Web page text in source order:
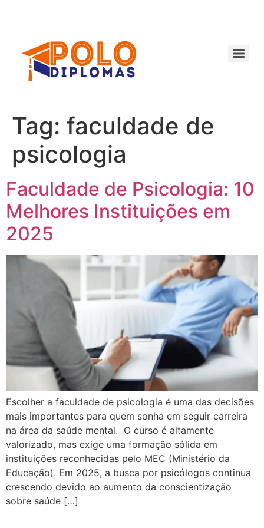
conteúdo
Tag: faculdade de
psicologia
Faculdade de Psicologia: 10
Melhores Instituições em
2025
Escolher a faculdade de psicologia é uma das decisões
mais importantes para quem sonha em seguir carreira
na área da saúde mental. O curso é altamente
valorizado, mas exige uma formação sólida em
instituições reconhecidas pelo MEC (Ministério da
Educação). Em 2025, a busca por psicólogos continua
crescendo devido ao aumento da conscientização
sobre saúde […]